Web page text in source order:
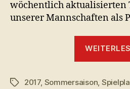
wöchentlich aktualisierten
unserer Mannschaften als
Schlagwörter
2017, Sommersaison